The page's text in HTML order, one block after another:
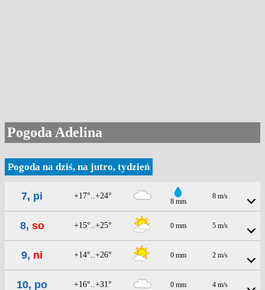
Pogoda Adelina
Pogoda na dziś, na jutro, tydzień
7, pi +17°..+24°
8 mm
8 m/s
8, so +15°..+25° 0 mm 5 m/s
9, ni +14°..+26° 0 mm 2 m/s
10, po +16°..+31° 0 mm 4 m/s